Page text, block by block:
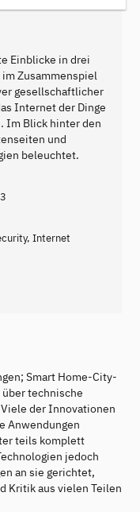
Einblicke in drei
Zusammenspiel
gesellschaftlicher
Internet der Dinge
Im Blick hinter den
und
beleuchtet.
Internet
Smart Home-City-
technische
der Innovationen
Anwendungen
teils komplett
jedoch
an sie gerichtet,
Kritik aus vielen Teilen